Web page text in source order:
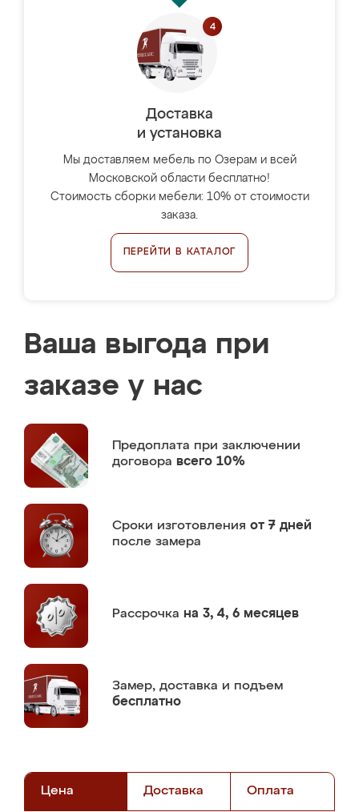
Доставка
и установка
Мы доставляем мебель по Озерам и всей
Московской области бесплатно!
Стоимость сборки мебели: 10% от стоимости
заказа.
ПЕРЕЙТИ В КАТАЛОГ
Ваша выгода при
заказе у нас
Предоплата при заключении
договора всего 10%
Сроки изготовления от 7 дней
после замера
Рассрочка на 3, 4, 6 месяцев
Замер, доставка и подъем
бесплатно
Цена Доставка Оплата